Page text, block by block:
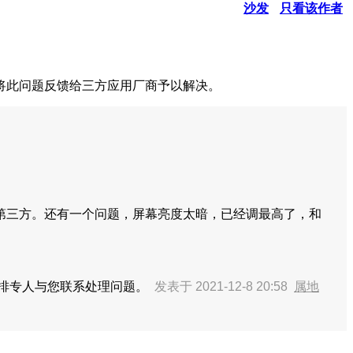
沙发 只看该作者
问题反馈给三方应用厂商予以解决。
方。还有一个问题，屏幕亮度太暗，已经调最高了，和
专人与您联系处理问题。 发表于 2021-12-8 20:58 属地